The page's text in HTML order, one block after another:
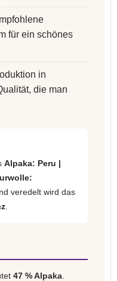
für ein schönes
in
die man
Alpaka: Peru |
veredelt wird das
47 % Alpaka